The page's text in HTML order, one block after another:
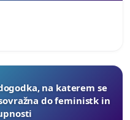
na katerem se
do feministk in